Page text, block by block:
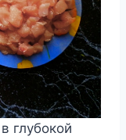
глубокой